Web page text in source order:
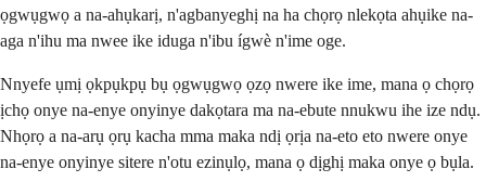
ọgwụgwọ a na-ahụkarị, n'agbanyeghị na ha chọrọ nlekọta ahụike na-
aga n'ihu ma nwee ike iduga n'ibu ígwè n'ime oge.
Nnyefe ụmị ọkpụkpụ bụ ọgwụgwọ ọzọ nwere ike ime, mana ọ chọrọ
ịchọ onye na-enye onyinye dakọtara ma na-ebute nnukwu ihe ize ndụ.
Nhọrọ a na-arụ ọrụ kacha mma maka ndị ọrịa na-eto eto nwere onye
na-enye onyinye sitere n'otu ezinụlọ, mana ọ dịghị maka onye ọ bụla.